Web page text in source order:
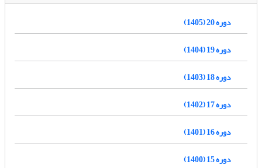
دوره 20 (1405)
دوره 19 (1404)
دوره 18 (1403)
دوره 17 (1402)
دوره 16 (1401)
دوره 15 (1400)